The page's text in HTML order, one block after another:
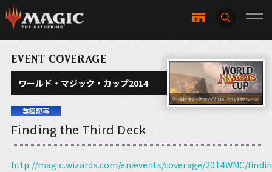
EVENT COVERAGE
ワールド・マジック・カップ2014
英語記事
Finding the Third Deck
http://magic.wizards.com/en/events/coverage/2014WMC/